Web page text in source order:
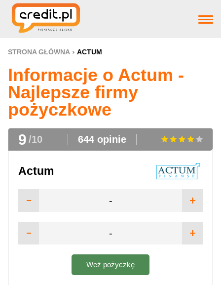
Strona główna
Pożyczki
Produkty bankowe
Firm pożyczkowye
Pomoc
STRONA GŁÓWNA ACTUM
Informacje o Actum -
Najlepsze firmy
pożyczkowe
9 /10 644 opinie
Actum
-
-
Weź pożyczkę